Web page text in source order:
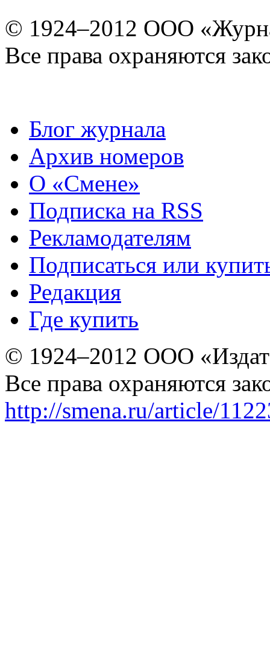
© 1924–2012 ООО
Все права охраняются
Блог журнала
Архив номеров
О «Смене»
Подписка на RSS
Рекламодателям
Подписаться или
Редакция
Где купить
© 1924–2012 ООО
Все права охраняются
http://smena.ru/article/